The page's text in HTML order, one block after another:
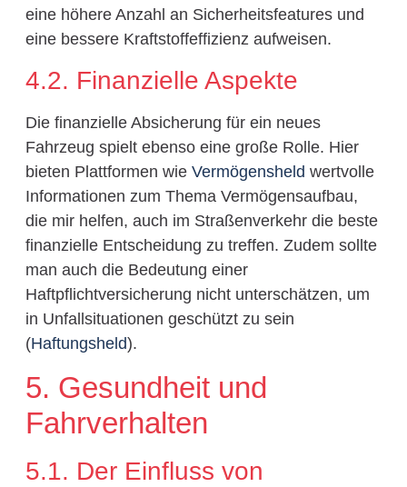
eine höhere Anzahl an Sicherheitsfeatures und
eine bessere Kraftstoffeffizienz aufweisen.
4.2. Finanzielle Aspekte
Die finanzielle Absicherung für ein neues
Fahrzeug spielt ebenso eine große Rolle. Hier
bieten Plattformen wie Vermögensheld wertvolle
Informationen zum Thema Vermögensaufbau,
die mir helfen, auch im Straßenverkehr die beste
finanzielle Entscheidung zu treffen. Zudem sollte
man auch die Bedeutung einer
Haftpflichtversicherung nicht unterschätzen, um
in Unfallsituationen geschützt zu sein
(Haftungsheld).
5. Gesundheit und
Fahrverhalten
5.1. Der Einfluss von